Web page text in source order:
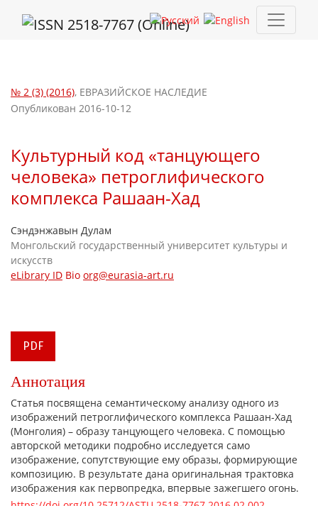
Культурный код «танцующего человека»
№ 2 (3) (2016), ЕВРАЗИЙСКОЕ НАСЛЕДИЕ
Культурный код «танцующего
человека» петроглифического
комплекса Рашаан-Хад
Опубликован 2016-10-12
Сэндэнжавын Дулам
Монгольский государственный университет культуры и
искусств
eLibrary ID Bio org@eurasia-art.ru
PDF
Аннотация
Статья посвящена семантическому анализу одного из
изображений петроглифического комплекса Рашаан-Хад
(Монголия) – образу танцующего человека. С помощью
авторской методики подробно исследуется само
изображение, сопутствующие ему образы, формирующие
композицию. В результате дана оригинальная трактовка
изображения как первопредка, впервые зажегшего огонь.